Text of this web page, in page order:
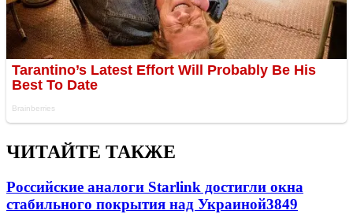
ЧИТАЙТЕ ТАКЖЕ
Российские аналоги Starlink достигли окна
стабильного покрытия над Украиной3849